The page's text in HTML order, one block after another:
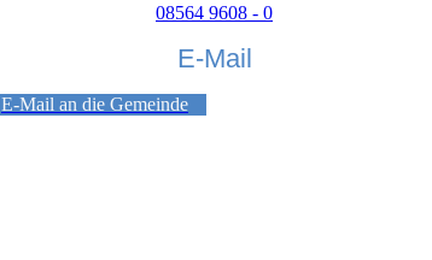
08564 9608 - 0
E-Mail
E-Mail an die Gemeinde